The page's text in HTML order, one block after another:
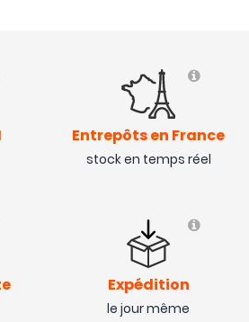
Entrepôts en France
stock en temps réel
Expédition
le jour même